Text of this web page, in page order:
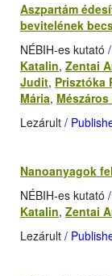
Aszpartám
bevitelének
NÉBIH-es kutató
Katalin, Zentai
Judit, Prisztóka
Mária,
Lezárult /
Nanoanyagok
NÉBIH-es kutató
Katalin, Zentai
Lezárult /